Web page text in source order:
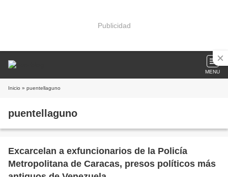
Publicidad
MENU
Inicio » puentellaguno
puentellaguno
Excarcelan a exfuncionarios de la Policía
Metropolitana de Caracas, presos políticos más